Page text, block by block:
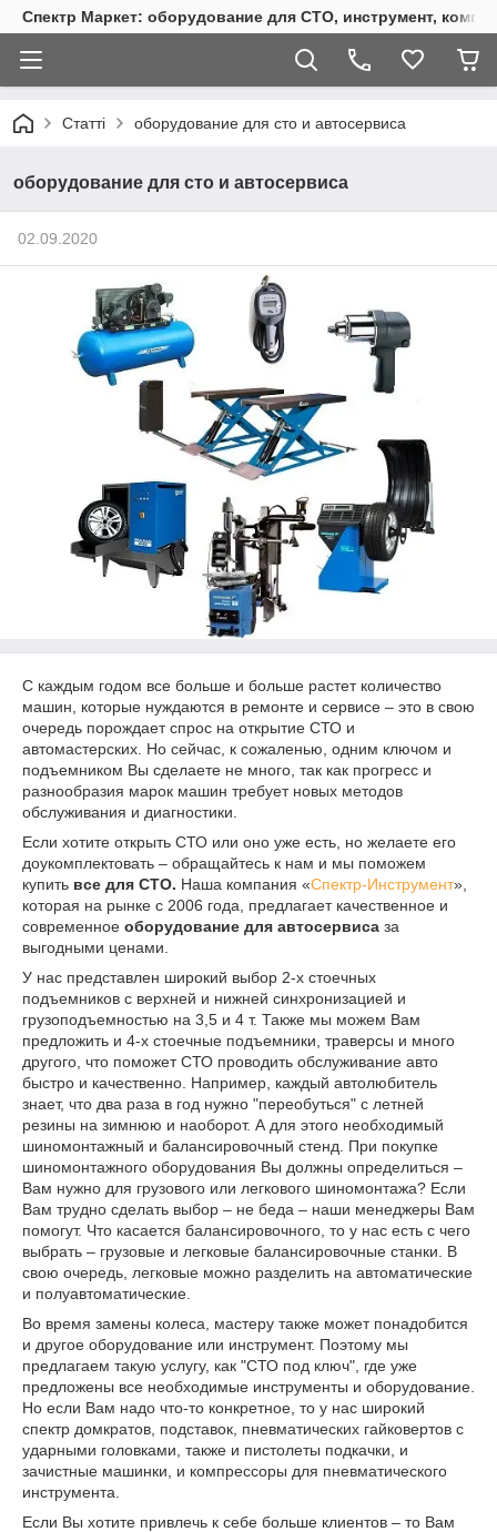
Спектр Маркет: оборудование для СТО, инструмент,
Статті оборудование для сто и автосервиса
оборудование для сто и автосервиса
02.09.2020
С каждым годом все больше и больше растет количество
машин, которые нуждаются в ремонте и сервисе – это в свою
очередь порождает спрос на открытие СТО и
автомастерских. Но сейчас, к сожаленью, одним ключом и
подъемником Вы сделаете не много, так как прогресс и
разнообразия марок машин требует новых методов
обслуживания и диагностики.
Если хотите открыть СТО или оно уже есть, но желаете его
доукомплектовать – обращайтесь к нам и мы поможем
купить все для СТО. Наша компания «Спектр-Инструмент»,
которая на рынке с 2006 года, предлагает качественное и
современное оборудование для автосервиса за
выгодными ценами.
У нас представлен широкий выбор 2-х стоечных
подъемников с верхней и нижней синхронизацией и
грузоподъемностью на 3,5 и 4 т. Также мы можем Вам
предложить и 4-х стоечные подъемники, траверсы и много
другого, что поможет СТО проводить обслуживание авто
быстро и качественно. Например, каждый автолюбитель
знает, что два раза в год нужно "переобуться" с летней
резины на зимнюю и наоборот. А для этого необходимый
шиномонтажный и балансировочный стенд. При покупке
шиномонтажного оборудования Вы должны определиться –
Вам нужно для грузового или легкового шиномонтажа? Если
Вам трудно сделать выбор – не беда – наши менеджеры Вам
помогут. Что касается балансировочного, то у нас есть с чего
выбрать – грузовые и легковые балансировочные станки. В
свою очередь, легковые можно разделить на автоматические
и полуавтоматические.
Во время замены колеса, мастеру также может понадобится
и другое оборудование или инструмент. Поэтому мы
предлагаем такую услугу, как "СТО под ключ", где уже
предложены все необходимые инструменты и оборудование.
Но если Вам надо что-то конкретное, то у нас широкий
спектр домкратов, подставок, пневматических гайковертов с
ударными головками, также и пистолеты подкачки, и
зачистные машинки, и компрессоры для пневматического
инструмента.
Если Вы хотите привлечь к себе больше клиентов – то Вам